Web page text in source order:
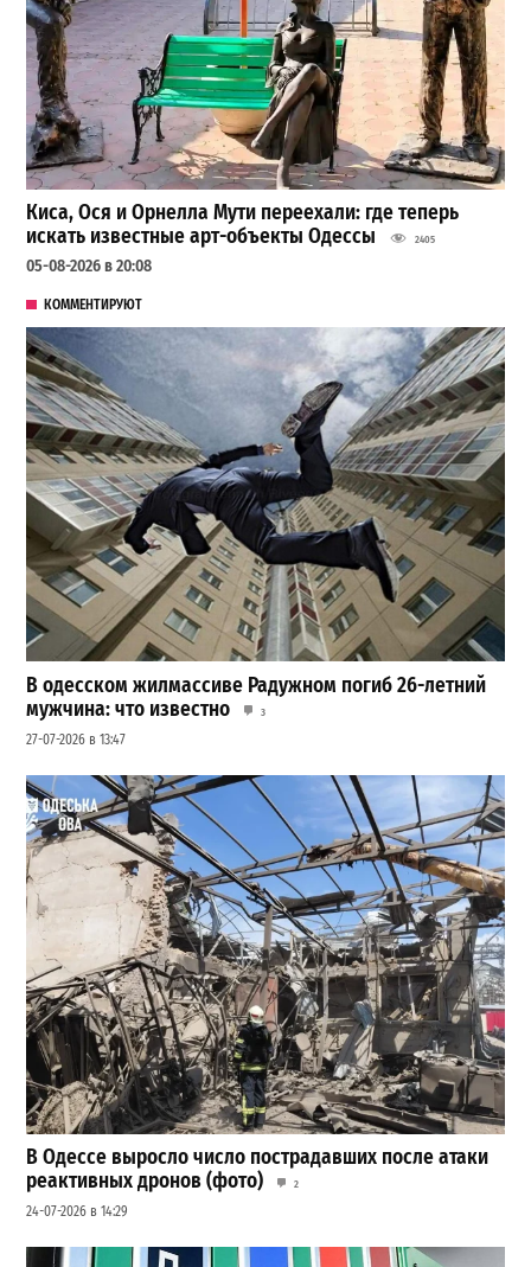
Киса, Ося и Орнелла Мути переехали: где теперь
искать известные арт-объекты Одессы
2405
05-08-2026 в 20:08
КОММЕНТИРУЮТ
В одесском жилмассиве Радужном погиб 26-летний
мужчина: что известно
3
27-07-2026 в 13:47
В Одессе выросло число пострадавших после атаки
реактивных дронов (фото)
2
24-07-2026 в 14:29